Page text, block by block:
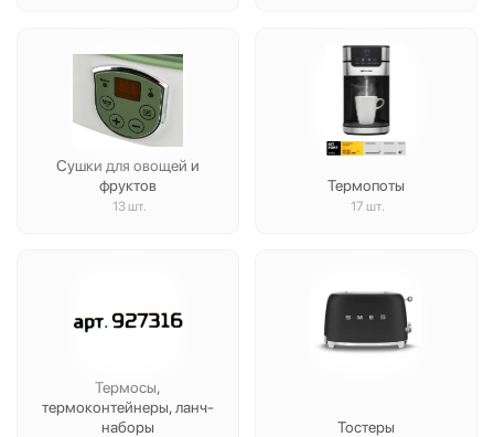
Сушки для овощей и
фруктов
13 шт.
Термопоты
17 шт.
Термосы,
термоконтейнеры, ланч-
наборы
Тостеры